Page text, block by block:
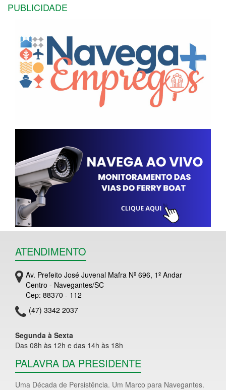
PUBLICIDADE
ATENDIMENTO
Av. Prefeito José Juvenal Mafra Nº 696, 1º Andar
Centro - Navegantes/SC
Cep: 88370 - 112
(47) 3342 2037
Segunda à Sexta
Das 08h às 12h e das 14h às 18h
PALAVRA DA PRESIDENTE
Uma Década de Persistência. Um Marco para Navegantes.